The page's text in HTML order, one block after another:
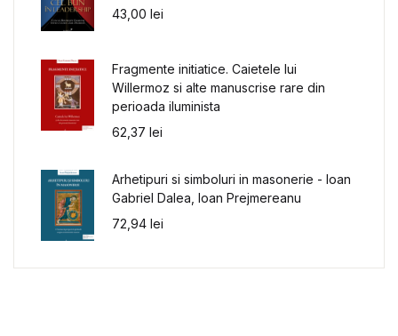
43,00 lei
Fragmente initiatice. Caietele lui
Willermoz si alte manuscrise rare din
perioada iluminista
62,37 lei
Arhetipuri si simboluri in masonerie - Ioan
Gabriel Dalea, Ioan Prejmereanu
72,94 lei